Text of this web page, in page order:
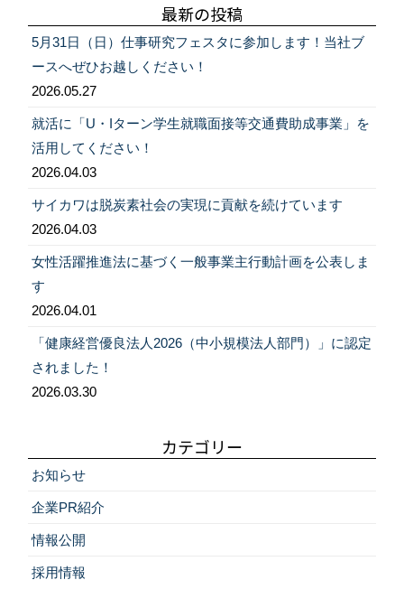
最新の投稿
5月31日（日）仕事研究フェスタに参加します！当社ブ
ースへぜひお越しください！
2026.05.27
就活に「U・Iターン学生就職面接等交通費助成事業」を
活用してください！
2026.04.03
サイカワは脱炭素社会の実現に貢献を続けています
2026.04.03
女性活躍推進法に基づく一般事業主行動計画を公表しま
す
2026.04.01
「健康経営優良法人2026（中小規模法人部門）」に認定
されました！
2026.03.30
カテゴリー
お知らせ
企業PR紹介
情報公開
採用情報